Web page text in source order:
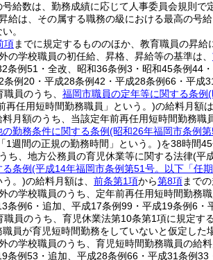
給数は、勤務成績に応じて人事委員会規則で
給は、その属する職務の級における最高の号
。
項までに規定するもののほか、教育職員の昇給
の学校職員の初任給、昇格、昇給等の基準は、
条例51・全改、昭和36条例3・昭和45条例44
条例20・平成28条例42・平成28条例66・平成
職員のうち、 福岡市職員の定年等に関する条例(
再任用短時間勤務職員」という。)の給料月額
月額のうち、当該定年前再任用短時間勤務
勤務条件に関する条例(昭和26年福岡市条例
1週間の正規の勤務時間」という。)を38時間
ち、地方公務員の育児休業等に関する法律(平
条例(平成14年福岡市条例第51号。以下「任
う。)の給料月額は、 前条第1項から第8項まで
の学校職員のうち、定年前再任用短時間勤務
条例6・追加、平成17条例99・平成19条例6
職員のうち、育児休業法第10条第1項に規定す
職員が育児短時間勤務をしていないと仮定し
の学校職員のうち、育児短時間勤務職員の給料
条例53・追加、平成28条例66・平成31条例33